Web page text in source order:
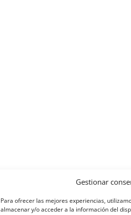
Gestionar
Para ofrecer las mejores experiencias,
almacenar y/o acceder a la información del